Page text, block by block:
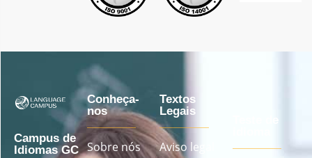
Campus de
Idiomas GC
Conheça-
nos
Sobre nós
Textos
Legais
Aviso legal